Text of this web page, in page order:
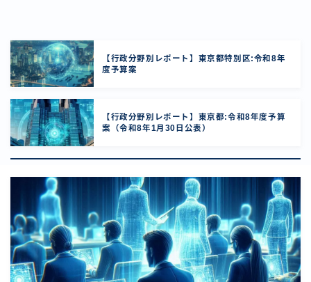
【行政分野別レポート】東京都特別区:令和8年
度予算案
【行政分野別レポート】東京都:令和8年度予算
案（令和8年1月30日公表）